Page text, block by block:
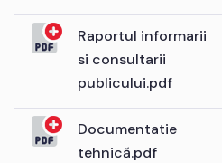
Raportul informarii
si consultarii
publicului.pdf
Documentatie
tehnică.pdf